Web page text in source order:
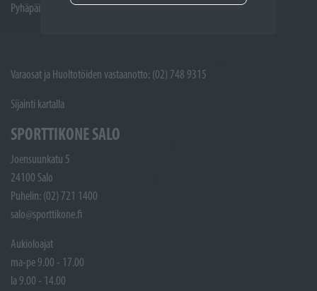
Pyhäpäivät suljettuna
Varaosat ja Huoltotöiden vastaanotto: (02) 748 9315
Sijainti kartalla
SPORTTIKONE SALO
Joensuunkatu 5
24100 Salo
Puhelin: (02) 721 1400
salo@sporttikone.fi
Aukioloajat
ma-pe 9.00 - 17.00
la 9.00 - 14.00